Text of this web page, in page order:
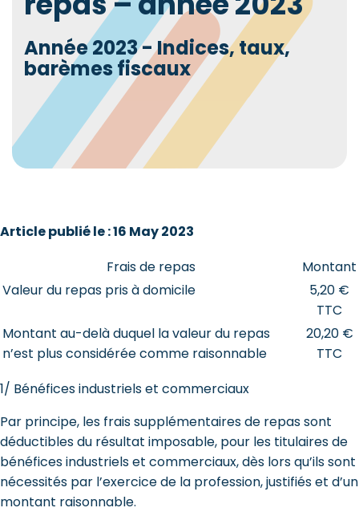
Année 2023 - Indices, taux,
barèmes fiscaux
Article publié le : 16 May 2023
Frais de repas
Montant
Valeur du repas pris à domicile
5,20 €
TTC
Montant au-delà duquel la valeur du repas
n’est plus considérée comme raisonnable
20,20 €
TTC
1/ Bénéfices industriels et commerciaux
Par principe, les frais supplémentaires de repas sont
déductibles du résultat imposable, pour les titulaires de
bénéfices industriels et commerciaux, dès lors qu’ils sont
nécessités par l’exercice de la profession, justifiés et d’un
montant raisonnable.